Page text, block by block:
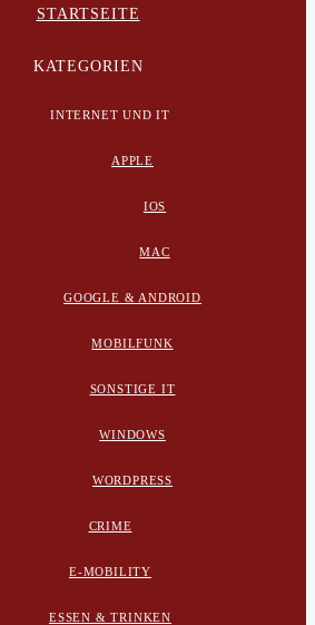
STARTSEITE
KATEGORIEN
INTERNET UND IT
APPLE
IOS
MAC
GOOGLE & ANDROID
MOBILFUNK
SONSTIGE IT
WINDOWS
WORDPRESS
CRIME
E-MOBILITY
ESSEN & TRINKEN